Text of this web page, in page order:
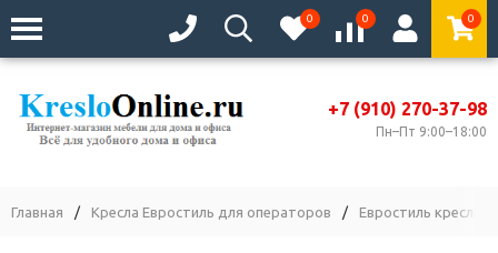
0 0 0
+7 (910) 270-37-98
Пн–Пт 9:00–18:00
Главная / Кресла Евростиль для операторов / Евростиль кресла с